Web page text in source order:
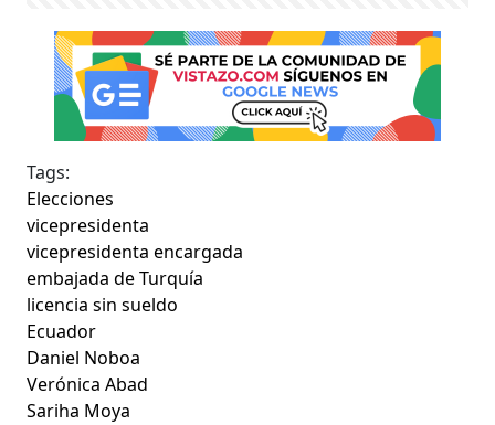
Tags:
Elecciones
vicepresidenta
vicepresidenta encargada
embajada de Turquía
licencia sin sueldo
Ecuador
Daniel Noboa
Verónica Abad
Sariha Moya